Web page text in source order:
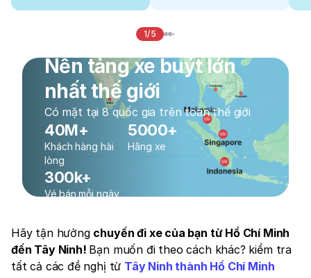
1/5
Nền tảng xe buýt lớn
nhất thế giới
Có mặt tại 8 quốc gia trên toàn thế giới
40M+
Khách hàng hài
lòng
5000+
Hãng xe
300k+
Vé bán mỗi ngày
Hãy tận hưởng chuyến đi xe của bạn từ Hồ Chí Minh
đến Tây Ninh! Bạn muốn đi theo cách khác? kiểm tra
tất cả các đề nghị từ Tây Ninh thành Hồ Chí Minh